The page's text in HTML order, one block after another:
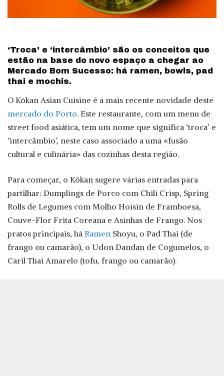
‘Troca’ e ‘intercâmbio’ são os conceitos que
estão na base do novo espaço a chegar ao
Mercado Bom Sucesso: há ramen, bowls, pad
thai e mochis.
O Kōkan Asian Cuisine é a mais recente novidade deste
mercado do Porto. Este restaurante, com um menu de
street food asiática, tem um nome que significa ‘troca’ e
‘intercâmbio’, neste caso associado a uma «fusão
cultural e culinária» das cozinhas desta região.
Para começar, o Kōkan sugere várias entradas para
partilhar: Dumplings de Porco com Chili Crisp, Spring
Rolls de Legumes com Molho Hoisin de Framboesa,
Couve-Flor Frita Coreana e Asinhas de Frango. Nos
pratos principais, há Ramen Shoyu, o Pad Thai (de
frango ou camarão), o Udon Dandan de Cogumelos, o
Caril Thai Amarelo (tofu, frango ou camarão).